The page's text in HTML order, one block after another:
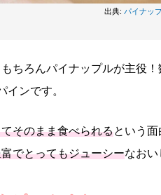
出典: パイナッ
ちろんパイナップルが主役
ンです。
そのまま食べられるという面
でとってもジューシーなおい